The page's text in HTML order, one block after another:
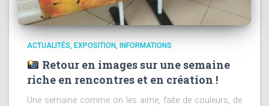
ACTUALITÉS EXPOSITION INFORMATIONS
Retour en images sur une semaine
riche en rencontres et en création !
Une semaine comme on les aime, faite de couleurs, de